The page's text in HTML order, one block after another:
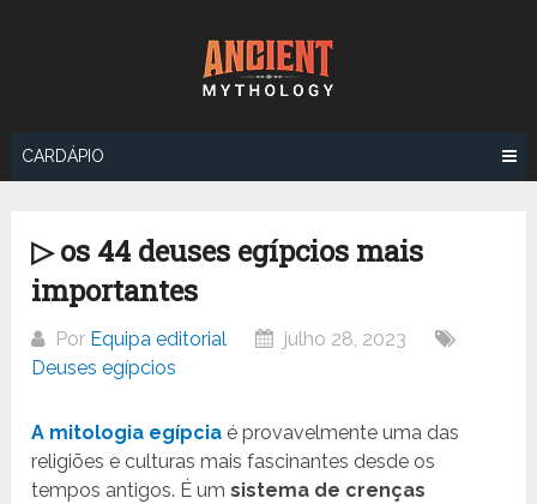
CARDÁPIO
▷ os 44 deuses egípcios mais
importantes
Por Equipa editorial
julho 28, 2023
Deuses egípcios
A mitologia egípcia é provavelmente uma das
religiões e culturas mais fascinantes desde os
tempos antigos. É umsistema de crenças